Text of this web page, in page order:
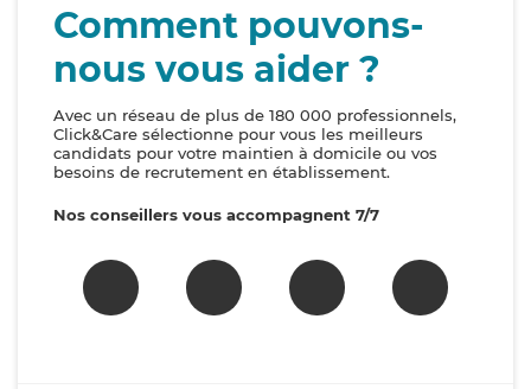
Comment pouvons-
nous vous aider ?
Avec un réseau de plus de 180 000 professionnels,
Click&Care sélectionne pour vous les meilleurs
candidats pour votre maintien à domicile ou vos
besoins de recrutement en établissement.
Nos conseillers vous accompagnent 7/7